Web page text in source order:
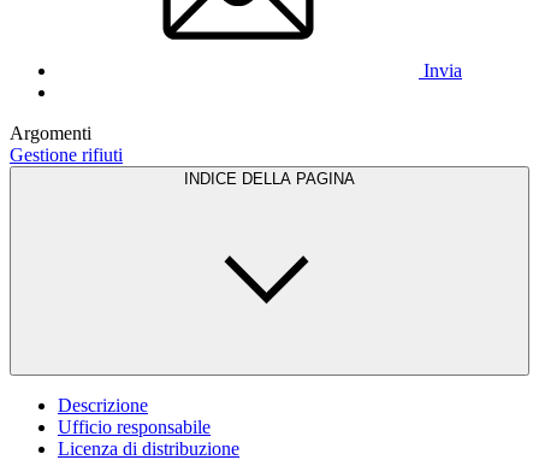
Invia
Argomenti
Gestione rifiuti
INDICE DELLA PAGINA
Descrizione
Ufficio responsabile
Licenza di distribuzione